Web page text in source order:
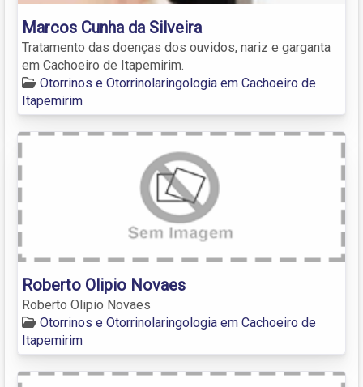
Marcos Cunha da Silveira
Tratamento das doenças dos ouvidos, nariz e garganta
em Cachoeiro de Itapemirim.
Otorrinos e Otorrinolaringologia em Cachoeiro de
Itapemirim
Roberto Olipio Novaes
Roberto Olipio Novaes
Otorrinos e Otorrinolaringologia em Cachoeiro de
Itapemirim